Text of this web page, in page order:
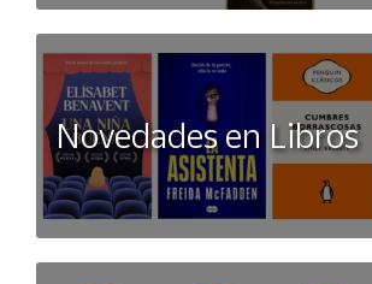
Novedades en Libros